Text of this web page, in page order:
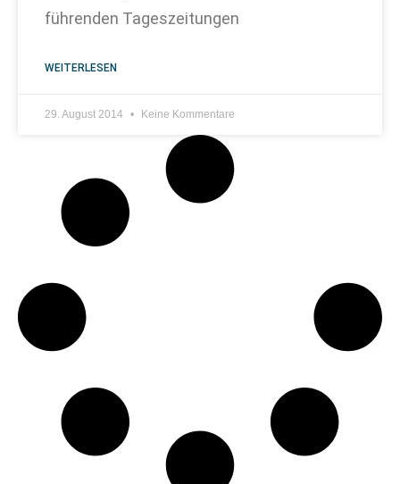
führenden Tageszeitungen
WEITERLESEN
29. August 2014 Keine Kommentare